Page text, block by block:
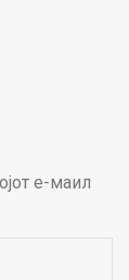
е-маил